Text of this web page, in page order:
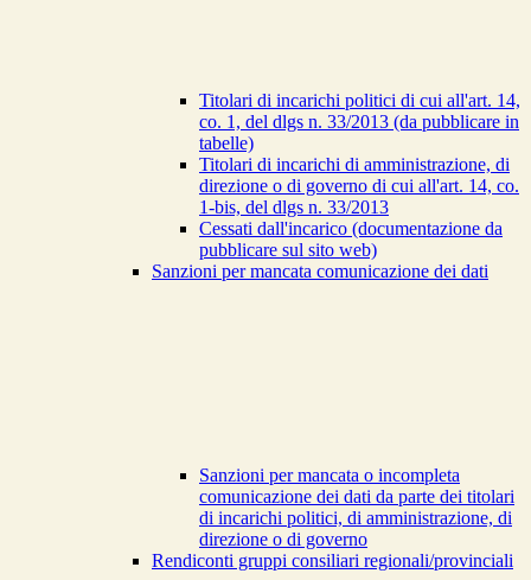
Titolari di incarichi politici di cui all'art. 14,
co. 1, del dlgs n. 33/2013 (da pubblicare in
tabelle)
Titolari di incarichi di amministrazione, di
direzione o di governo di cui all'art. 14, co.
1-bis, del dlgs n. 33/2013
Cessati dall'incarico (documentazione da
pubblicare sul sito web)
Sanzioni per mancata comunicazione dei dati
Sanzioni per mancata o incompleta
comunicazione dei dati da parte dei titolari
di incarichi politici, di amministrazione, di
direzione o di governo
Rendiconti gruppi consiliari regionali/provinciali